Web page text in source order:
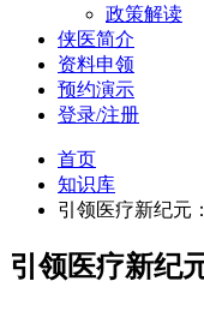
政策解读
侠医简介
资料申领
预约演示
登录/注册
首页
知识库
引领医疗新纪元
引领医疗新纪